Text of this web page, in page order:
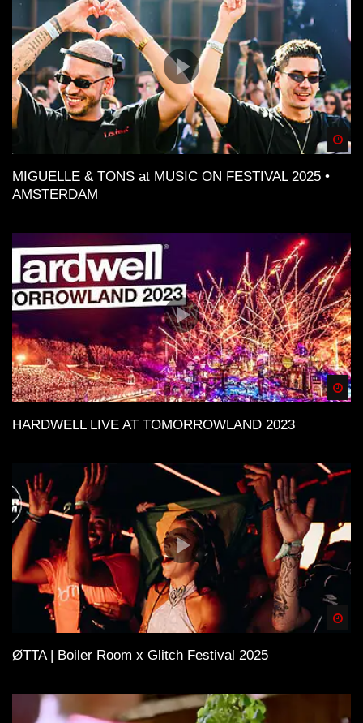
MIGUELLE & TONS at MUSIC ON FESTIVAL 2025 •
AMSTERDAM
HARDWELL LIVE AT TOMORROWLAND 2023
ØTTA | Boiler Room x Glitch Festival 2025